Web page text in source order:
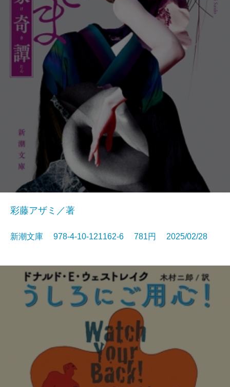
彩藤アザミ／著
新潮文庫 978-4-10-121162-6 781円 2025/02/28